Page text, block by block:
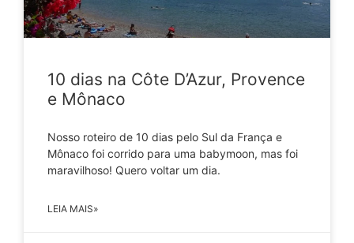
10 dias na Côte D’Azur, Provence
e Mônaco
Nosso roteiro de 10 dias pelo Sul da França e
Mônaco foi corrido para uma babymoon, mas foi
maravilhoso! Quero voltar um dia.
LEIA MAIS»